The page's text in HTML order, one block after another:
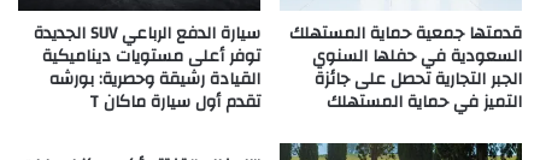
قدمتها جمعية حماية المستهلك
السعودية في حفلها السنوي
الجبر التجارية تحصل على جائزة
التميز في حماية المستهلك
سيارة الدفع الرباعي SUV الجديدة
توفر أعلى مستويات ديناميكية
القيادة رشيقة وحصرية: بورشه
تقدم أول سيارة ماكان T